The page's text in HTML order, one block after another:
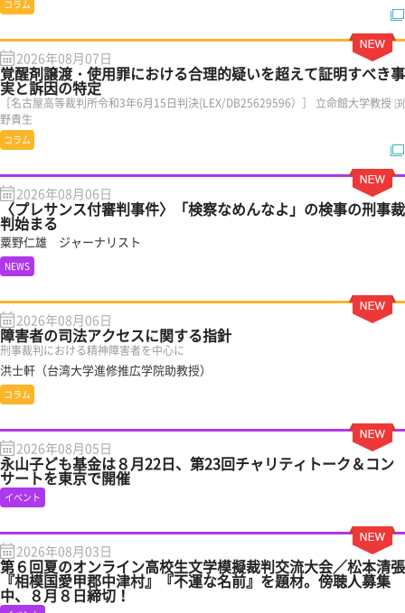
コラム
2026年08月07日
覚醒剤譲渡・使用罪における合理的疑いを超えて証明すべき事
実と訴因の特定
［名古屋高等裁判所令和3年6月15日判決(LEX/DB25629596）］ 立命館大学教授 渕
野貴生
コラム
2026年08月06日
〈プレサンス付審判事件〉「検察なめんなよ」の検事の刑事裁
判始まる
粟野仁雄 ジャーナリスト
NEWS
2026年08月06日
障害者の司法アクセスに関する指針
刑事裁判における精神障害者を中心に
洪士軒（台湾大学進修推広学院助教授）
コラム
2026年08月05日
永山子ども基金は８月22日、第23回チャリティトーク＆コン
サートを東京で開催
イベント
2026年08月03日
第６回夏のオンライン高校生文学模擬裁判交流大会／松本清張
『相模国愛甲郡中津村』『不運な名前』を題材。傍聴人募集
中、８月８日締切！